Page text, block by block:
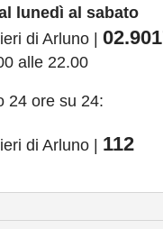
lunedì al sabato
di Arluno |
alle 22.00
24 ore su 24:
di Arluno | 112